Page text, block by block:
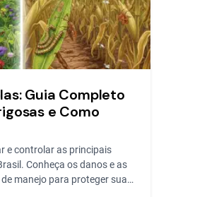
Guia Completo
e Como
e controlar as principais
Conheça os danos e as
manejo para proteger sua